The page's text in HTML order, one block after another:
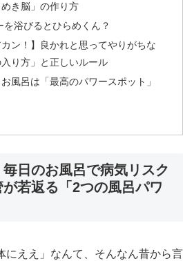
き脳」の作り方
を浴びるとひらめくん？
カン！】良かれと思ってやりがちな
入り方」と正しいルール
風呂は「最高のパワースポット」
毎日のお風呂で病気リスク
若返る「2つの風呂パワ
にええ」なんて、そんなん昔から言